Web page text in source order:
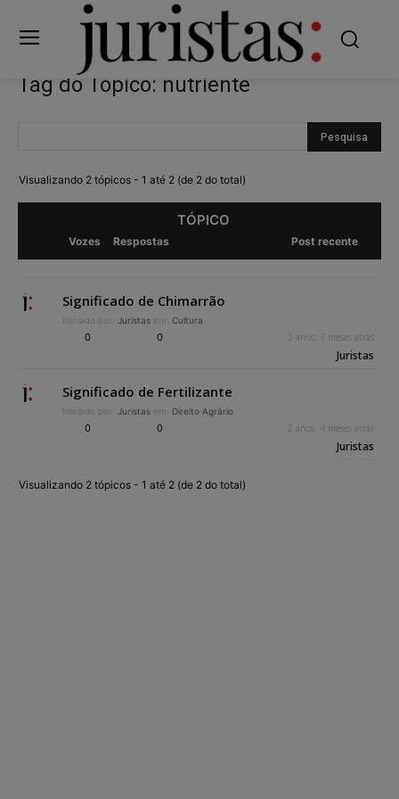
Tag do Tópico: nutriente
Visualizando 2 tópicos - 1 até 2 (de 2 do total)
TÓPICO
Vozes Respostas Post recente
Significado de Chimarrão
Iniciado por: Juristas em: Cultura
0 0 2 anos, 3 meses atrás
Juristas
Significado de Fertilizante
Iniciado por: Juristas em: Direito Agrário
0 0 2 anos, 4 meses atrás
Juristas
Visualizando 2 tópicos - 1 até 2 (de 2 do total)